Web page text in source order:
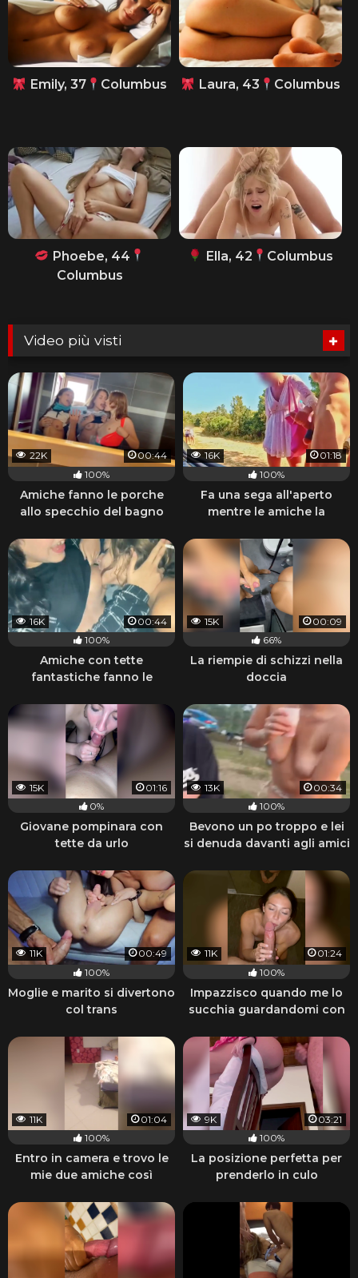
Emily, 37 Columbus Laura, 43 Columbus
Phoebe, 44
Columbus
Ella, 42 Columbus
Video più visti
22K
00:44
100%
Amiche fanno le porche
allo specchio del bagno
16K
01:18
100%
Fa una sega all'aperto
mentre le amiche la
16K
00:44
100%
Amiche con tette
fantastiche fanno le
15K
00:09
66%
La riempie di schizzi nella
doccia
15K
01:16
0%
Giovane pompinara con
tette da urlo
13K
00:34
100%
Bevono un po troppo e lei
si denuda davanti agli amici
11K
00:49
100%
Moglie e marito si divertono
col trans
11K
01:24
100%
Impazzisco quando me lo
succhia guardandomi con
11K
01:04
100%
Entro in camera e trovo le
mie due amiche così
9K
03:21
100%
La posizione perfetta per
prenderlo in culo